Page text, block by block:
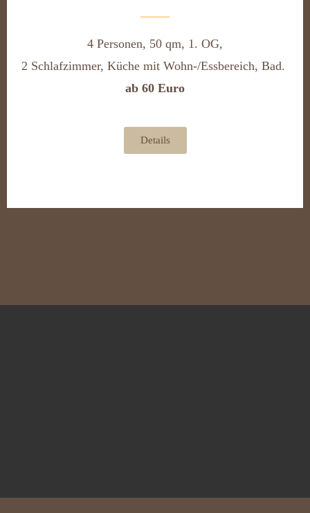
4 Personen, 50 qm, 1. OG,
2 Schlafzimmer, Küche mit Wohn-/Essbereich, Bad.
ab 60 Euro
Details